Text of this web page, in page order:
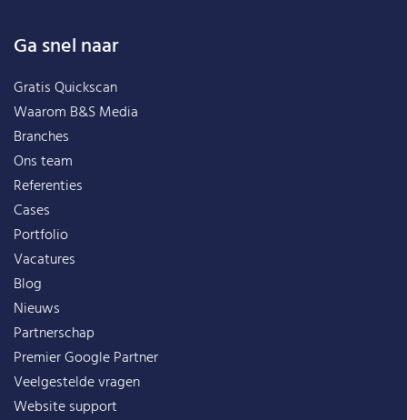
Ga snel naar
Gratis Quickscan
Waarom B&S Media
Branches
Ons team
Referenties
Cases
Portfolio
Vacatures
Blog
Nieuws
Partnerschap
Premier Google Partner
Veelgestelde vragen
Website support